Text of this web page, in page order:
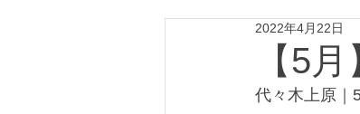
出張ワークショップ
【5
2022年4月22日
代々木上原｜